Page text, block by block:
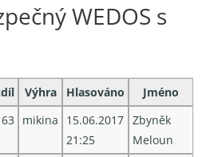
WEDOS s
Výhra Hlasováno
Jméno
63 mikina
15.06.2017
21:25
Zbyněk
Meloun